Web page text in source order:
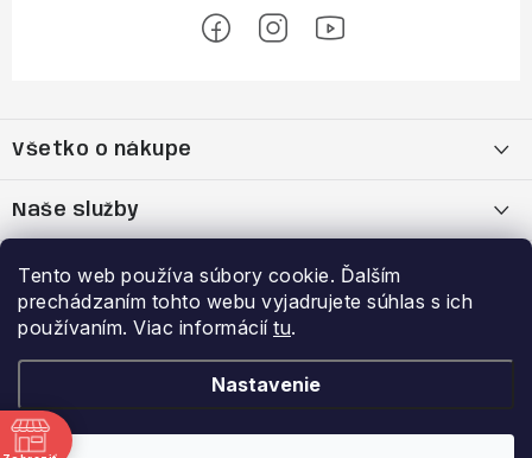
Tento web používa súbory cookie. Ďalším
prechádzaním tohto webu vyjadrujete súhlas s ich
používaním. Viac informácií tu.
Nastavenie
p
ä
t
Všetko o nákupe
OBCHODNÉ PODMIENKY
Zásady spracovania a ochrany osobných údajov
Reklamačný poriadok
Naše služby
Bootfitting - Tvarovanie Lyžiarok v Nitre
Dynamická analýza chodidla
Požičovňa lyží
Výhody a zľavy
Garancia najnižšej ceny
Prihlásenie